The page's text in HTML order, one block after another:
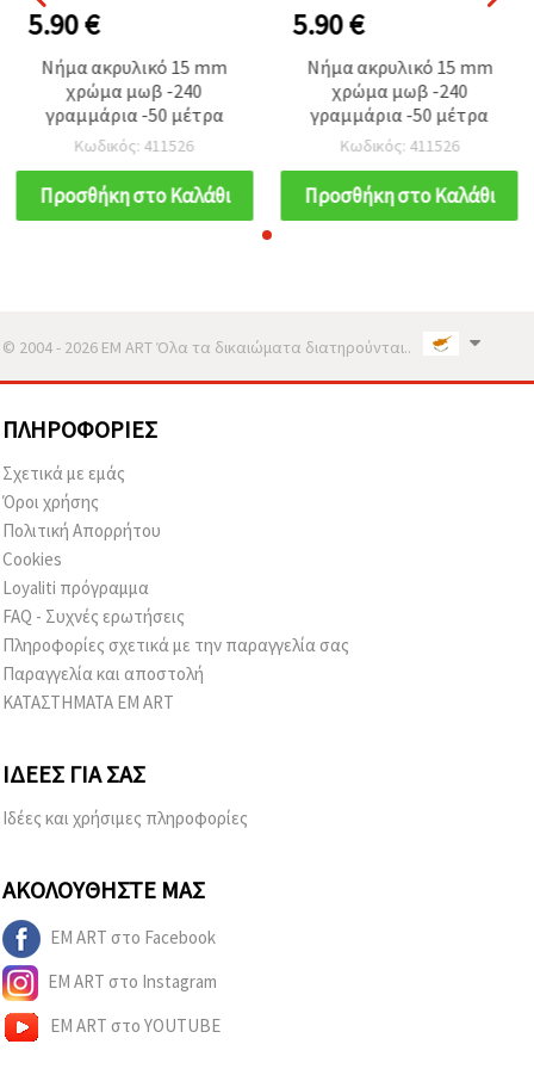
5.90 €
Νήμα ακρυλικό 15 mm
χρώμα μωβ -240
γραμμάρια -50 μέτρα
Κωδικός: 411526
Προσθήκη στο Καλάθι
5.90 €
Νήμα ακρυλικό 15 mm
χρώμα μωβ -240
γραμμάρια -50 μέτρα
Κωδικός: 411526
Προσθήκη στο Καλάθι
© 2004 - 2026 EM ART Όλα τα δικαιώματα διατηρούνται..
ΠΛΗΡΟΦΟΡΊΕΣ
Σχετικά με εμάς
Όροι χρήσης
Πολιτική Απορρήτου
Cookies
Loyaliti πρόγραμμα
FAQ - Συχνές ερωτήσεις
Πληροφορίες σχετικά με την παραγγελία σας
Παραγγελία και αποστολή
ΚΑΤΑΣΤΗΜΑΤΑ EM ART
ΙΔΈΕΣ ΓΙΑ ΣΑΣ
Ιδέες και χρήσιμες πληροφορίες
ΑΚΟΛΟΥΘΉΣΤΕ ΜΑΣ
EM ART στο Facebook
EM ART στο Instagram
EM ART στο YOUTUBE